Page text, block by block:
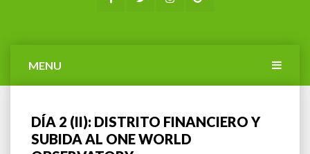
MENU
DÍA 2 (II): DISTRITO FINANCIERO Y
SUBIDA AL ONE WORLD